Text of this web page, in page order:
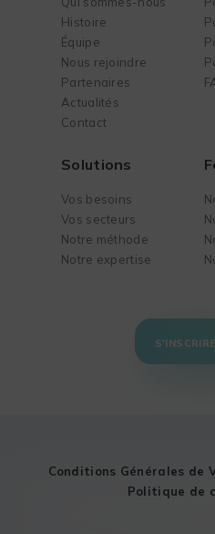
Histoire
Équipe
Nous rejoindre
Partenaires
Actualités
Contact
Solutions
Vos besoins
Vos secteurs
Notre méthode
Notre expertise
Conditions Générales de
Politique de